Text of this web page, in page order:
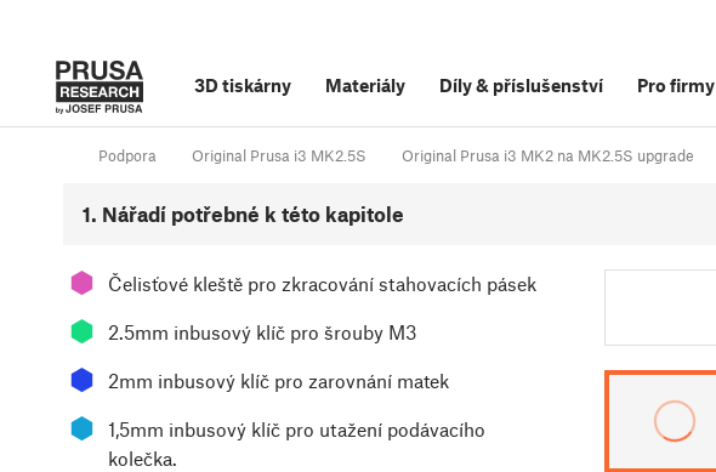
3D tiskárny Materiály Díly& příslušenství Pro firmy
Podpora Original Prusa i3 MK2.5S Original Prusa i3 MK2 na MK2.5S upgrade
1. Nářadí potřebné k této kapitole
⬢ Čelisťové kleště pro zkracování stahovacích pásek
⬢ 2.5mm inbusový klíč pro šrouby M3
⬢ 2mm inbusový klíč pro zarovnání matek
⬢
1,5mm inbusový klíč pro utažení podávacího
kolečka.